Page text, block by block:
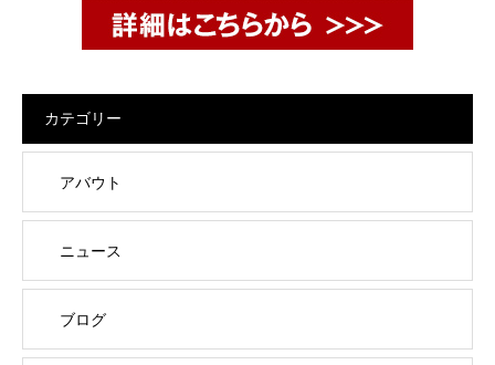
カテゴリー
アバウト
ニュース
ブログ